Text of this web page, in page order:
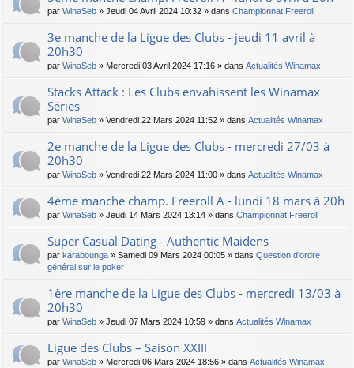
par WinaSeb » Jeudi 04 Avril 2024 10:32 » dans Championnat Freeroll
3e manche de la Ligue des Clubs - jeudi 11 avril à
20h30
par WinaSeb » Mercredi 03 Avril 2024 17:16 » dans Actualités Winamax
Stacks Attack : Les Clubs envahissent les Winamax
Séries
par WinaSeb » Vendredi 22 Mars 2024 11:52 » dans Actualités Winamax
2e manche de la Ligue des Clubs - mercredi 27/03 à
20h30
par WinaSeb » Vendredi 22 Mars 2024 11:00 » dans Actualités Winamax
4ème manche champ. Freeroll A - lundi 18 mars à 20h
par WinaSeb » Jeudi 14 Mars 2024 13:14 » dans Championnat Freeroll
Super Сasual Dating - Authentic Maidens
par karabounga » Samedi 09 Mars 2024 00:05 » dans Question d'ordre
général sur le poker
1ère manche de la Ligue des Clubs - mercredi 13/03 à
20h30
par WinaSeb » Jeudi 07 Mars 2024 10:59 » dans Actualités Winamax
Ligue des Clubs – Saison XXIII
par WinaSeb » Mercredi 06 Mars 2024 18:56 » dans Actualités Winamax